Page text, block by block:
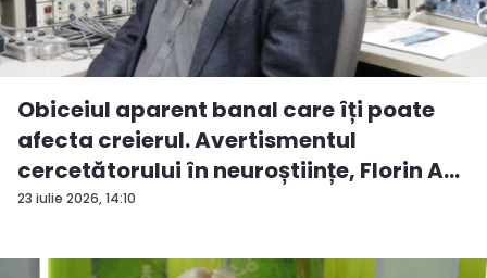
23 iulie 2026, 14:10
Obiceiul aparent banal care îți poate
afecta creierul. Avertismentul
cercetătorului în neuroștiințe, Florin A...